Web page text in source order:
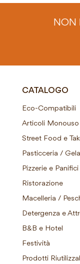
NON
CATALOGO
Eco-Compatibili
Articoli Monouso
Street Food e
Pasticceria /
Pizzerie e Panifici
Ristorazione
Macelleria /
Detergenza e
B&B e Hotel
Festività
Prodotti